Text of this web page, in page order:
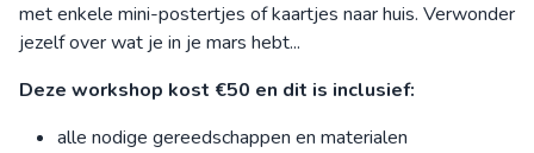
met enkele mini-postertjes of kaartjes naar huis. Verwonder
jezelf over wat je in je mars hebt...
Deze workshop kost €50 en dit is inclusief:
alle nodige gereedschappen en materialen